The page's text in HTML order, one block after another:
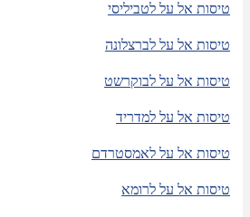
טיסות אל על לטביליסי
טיסות אל על לברצלונה
טיסות אל על לבוקרשט
טיסות אל על למדריד
טיסות אל על לאמסטרדם
טיסות אל על לרומא